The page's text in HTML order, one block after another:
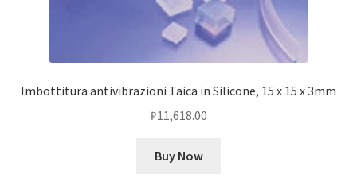
Imbottitura antivibrazioni Taica in Silicone, 15 x 15 x 3mm
₽11,618.00
Buy Now